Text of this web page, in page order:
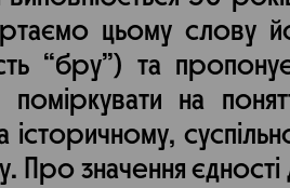
цьому слову
“бру”) та
на
історичному,
Про значення єдності